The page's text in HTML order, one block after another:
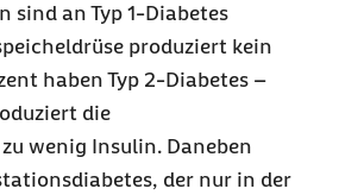
sind an Typ 1-Diabetes
produziert kein
haben Typ 2-Diabetes –
die
wenig Insulin. Daneben
der nur in der